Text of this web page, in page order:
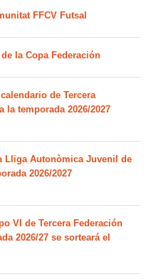
FFCV Futsal
la Copa Federación
de Tercera
la temporada 2026/2027
Lliga Autonòmica Juvenil de
2026/2027
VI de Tercera Federación
2026/27 se sorteará el